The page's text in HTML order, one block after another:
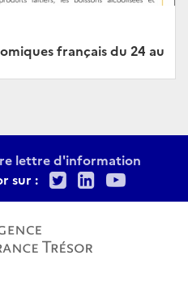
français du 24 au
lettre d'information
sur :
TwitterLinkedIn